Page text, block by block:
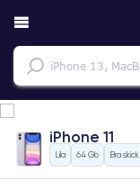
iPhone 11
Lila 64 Gb Bra skick